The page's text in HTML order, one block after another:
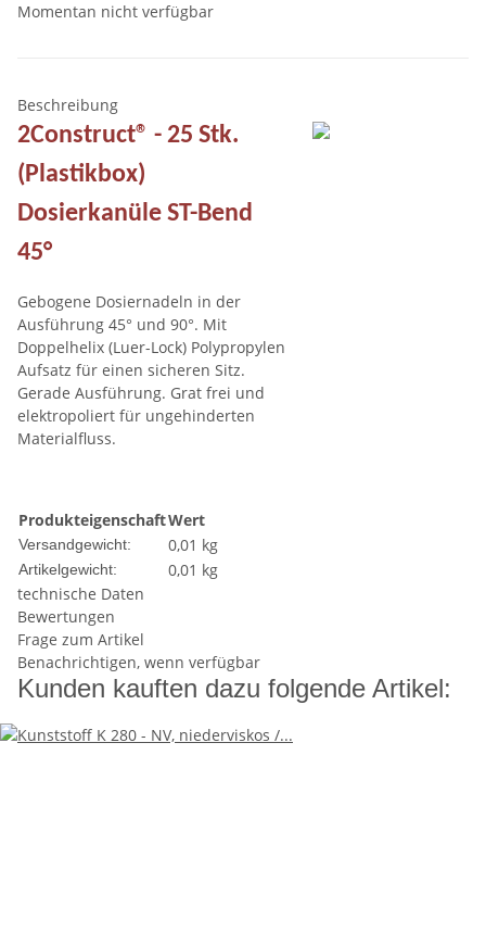
Momentan nicht verfügbar
Beschreibung
2Construct® - 25 Stk.
(Plastikbox)
Dosierkanüle ST-Bend
45°
Gebogene Dosiernadeln in der
Ausführung 45° und 90°. Mit
Doppelhelix (Luer-Lock) Polypropylen
Aufsatz für einen sicheren Sitz.
Gerade Ausführung. Grat frei und
elektropoliert für ungehinderten
Materialfluss.
ProdukteigenschaftWert
Versandgewicht: 0,01 kg
Artikelgewicht: 0,01 kg
technische Daten
Bewertungen
Frage zum Artikel
Benachrichtigen, wenn verfügbar
Kunden kauften dazu folgende Artikel: